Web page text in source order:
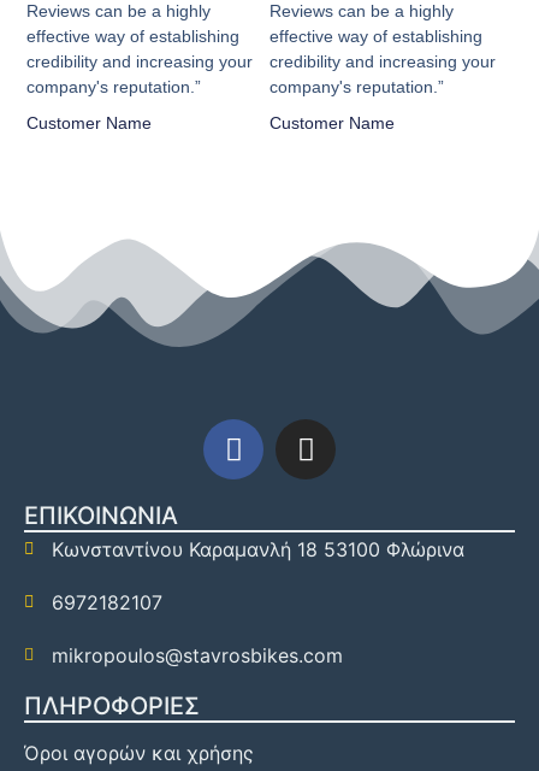
Reviews can be a highly
effective way of establishing
credibility and increasing your
company's reputation.”
Customer Name
Reviews can be a highly
effective way of establishing
credibility and increasing your
company's reputation.”
Customer Name
ΕΠΙΚΟΙΝΩΝΙΑ
Κωνσταντίνου Καραμανλή 18 53100 Φλώρινα
6972182107
mikropoulos@stavrosbikes.com
ΠΛΗΡΟΦΟΡΙΕΣ
Όροι αγορών και χρήσης